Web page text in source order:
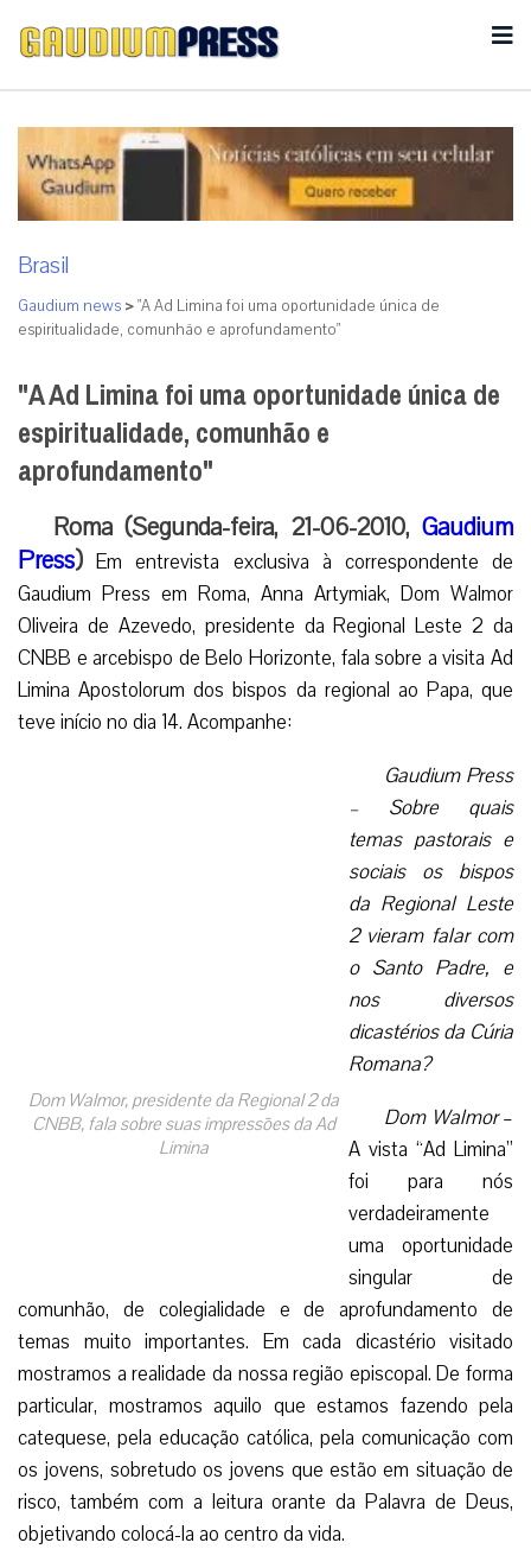
Brasil
Gaudium news >"A Ad Limina foi uma oportunidade única de
espiritualidade, comunhão e aprofundamento"
"A Ad Limina foi uma oportunidade única de
espiritualidade, comunhão e
aprofundamento"
Roma (Segunda-feira, 21-06-2010, Gaudium
Press) Em entrevista exclusiva à correspondente de
Gaudium Press em Roma, Anna Artymiak, Dom Walmor
Oliveira de Azevedo, presidente da Regional Leste 2 da
CNBB e arcebispo de Belo Horizonte, fala sobre a visita Ad
Limina Apostolorum dos bispos da regional ao Papa, que
teve início no dia 14. Acompanhe:
Gaudium Press
– Sobre quais
temas pastorais e
sociais os bispos
da Regional Leste
2 vieram falar com
o Santo Padre, e
nos diversos
dicastérios da Cúria
Romana?
Dom Walmor–
A vista “Ad Limina”
foi para nós
verdadeiramente
uma oportunidade
singular de
comunhão, de
colegialidade e de aprofundamento de temas muito
importantes. Em cada dicastério visitado mostramos a
realidade da nossa região episcopal. De forma particular,
mostramos aquilo que estamos fazendo pela catequese,
pela educação católica, pela comunicação com os jovens,
sobretudo os jovens que estão em situação de risco,
também com a leitura orante da Palavra de Deus,